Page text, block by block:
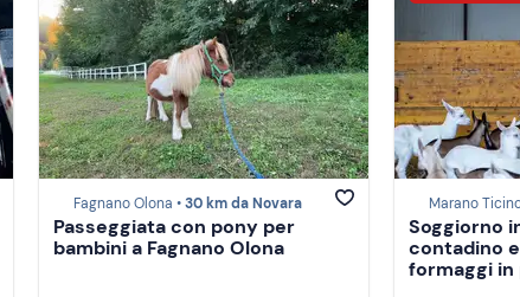
Fagnano Olona •30 km da Novara
Passeggiata con pony per
bambini a Fagnano Olona
Marano
Soggiorno
contadino
formaggi in